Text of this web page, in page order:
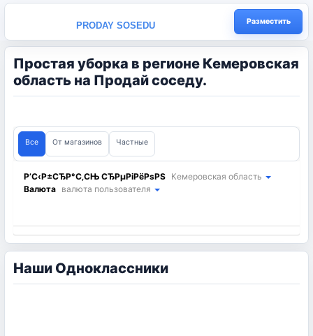
PRODAY SOSEDU Разместить
Простая уборка в регионе Кемеровская
область на Продай соседу.
Все От магазинов Частные
Р’С‹Р±СЂР°С‚СЊ СЂРµРіРёРѕРЅ Кемеровская область
Валюта валюта пользователя
Наши Одноклассники